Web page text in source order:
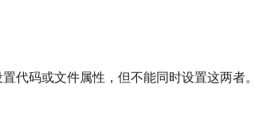
代码或文件属性，但不能同时设置这两者